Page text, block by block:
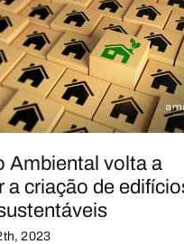
Ambiental volta a
a criação de
2023